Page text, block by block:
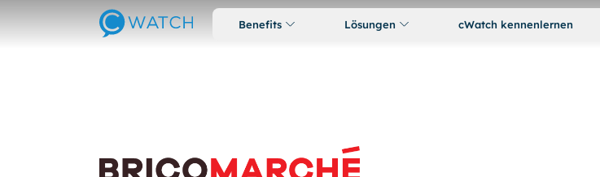
Benefits Lösungen cWatch kennenlernen